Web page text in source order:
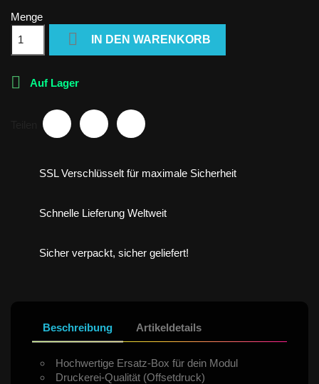
Menge
 IN DEN WARENKORB
 Auf Lager
SSL Verschlüsselt für maximale Sicherheit
Schnelle Lieferung Weltweit
Sicher verpackt, sicher geliefert!
Beschreibung Artikeldetails
Hochwertige Ersatz-Box für dein Modul
Druckerei-Qualität (Offsetdruck)